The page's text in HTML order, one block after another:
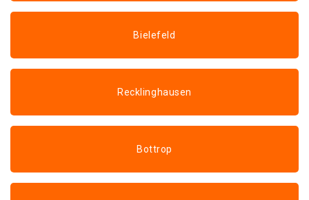
Bielefeld
Recklinghausen
Bottrop